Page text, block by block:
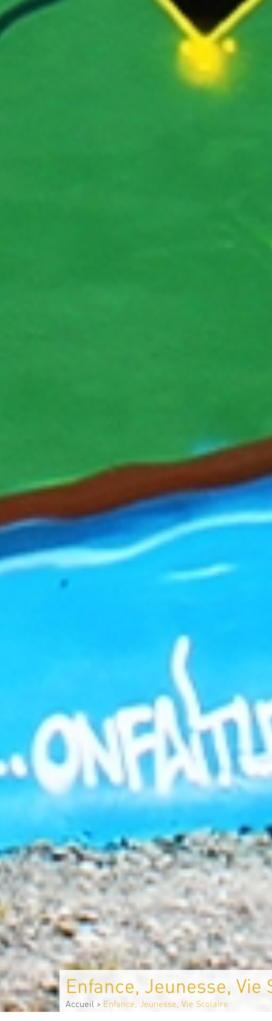
Enfance, Jeunesse, Vie
Accueil > Enfance, Jeunesse, Vie Scolaire